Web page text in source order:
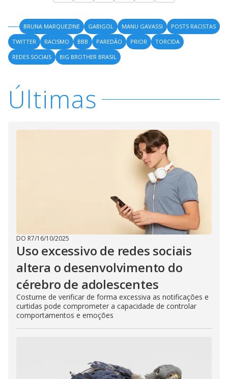
BRUNA MARQUEZINE GABIGOL MANU GAVASSI
POSTS RACISTAS
TWITTER
RACISMO BBB PAREDÃO PRIOR
TORCIDA
REDES SOCIAIS
BIG BROTHER BRASIL
Últimas
DO R7/16/10/2025
Uso excessivo de redes sociais
altera o desenvolvimento do
cérebro de adolescentes
Costume de verificar de forma excessiva as notificações e
curtidas pode comprometer a capacidade de controlar
comportamentos e emoções